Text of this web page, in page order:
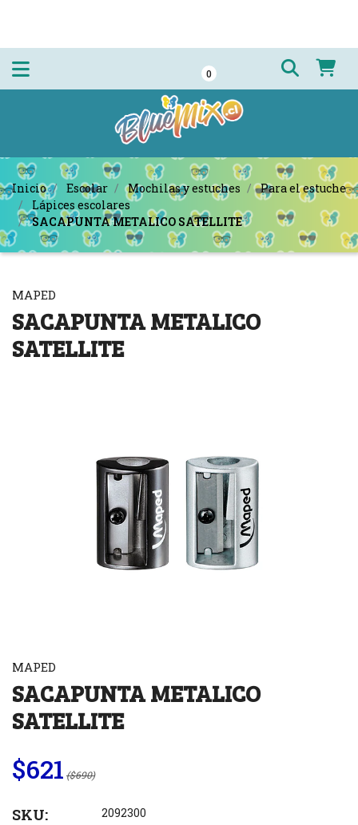
0
Inicio Escolar Mochilas y estuches
Para el estuche
Lápices escolares
SACAPUNTA METALICO SATELLITE
MAPED
SACAPUNTA METALICO
SATELLITE
MAPED
SACAPUNTA METALICO
SATELLITE
$621 ($690)
SKU: 2092300